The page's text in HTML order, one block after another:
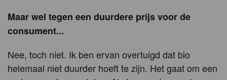
Maar wel tegen een duurdere prijs voor de
consument...
Nee, toch niet. Ik ben ervan overtuigd dat bio
helemaal niet duurder hoeft te zijn. Het gaat om een